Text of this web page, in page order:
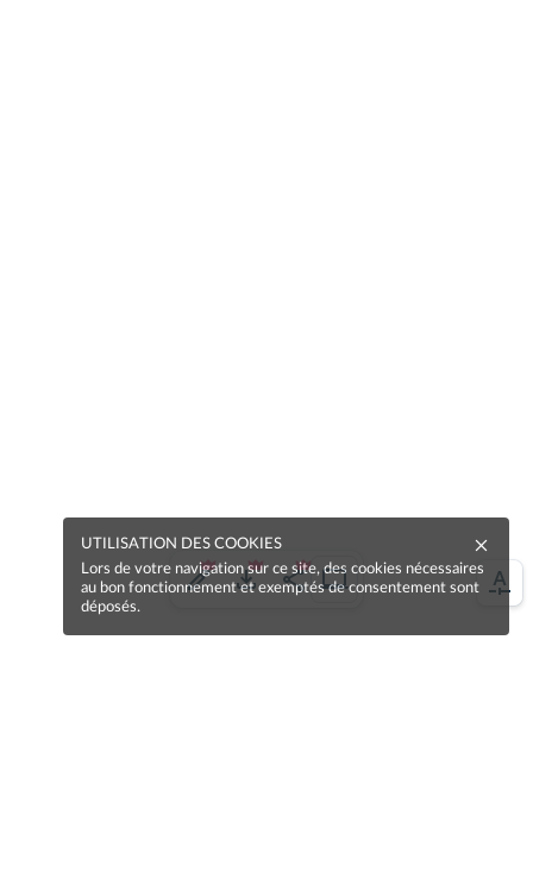
UTILISATION DES COOKIES
Lors de votre navigation sur ce site, des cookies nécessaires
au bon fonctionnement et exemptés de consentement sont
déposés.